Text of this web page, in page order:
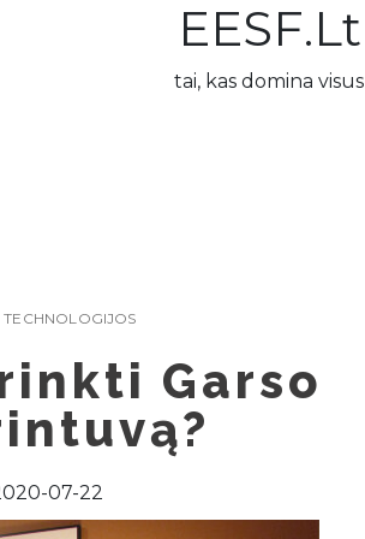
EESF.lt
tai, kas domina visus
TECHNOLOGIJOS
Garso
07-22